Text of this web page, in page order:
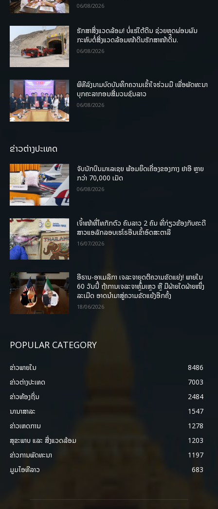
06/08/2026
ຮັກສາສິ່ງແວດລ້ອມ! ບໍ່ແຮ່ໃຕ້ດິນ ຊ່ວຍຫຼຸດຜ່ອນຜົນ
ກະທົບຕໍ່ສິ່ງແວດລ້ອມໜ້າດິນຮັກສາໜ້າດິນ.
06/08/2026
ພິທີລົງນາມບົດບັນທຶກຄວາມເຂົ້າໃຈຮ່ວມມື ເພື່ອພັດທະນາ
ບຸກຄະລາກອນສື່ມວນຊົນລາວ
06/08/2026
ຂ່າວຕ່າງປະເທດ
ຈັບນັກບິນມາເລເຊຍ ພ້ອມຍຶດເຄື່ອງຂອງກາງ ຢາອີ ຫຼາຍ
ກວ່າ 70,000 ເມັດ
06/08/2026
ເຈົ້າໜ້າທີ່ໄທກັກຕົວ ຄົນລາວ 2 ຄົນ ທີ່ກ່ຽວຂ້ອງກັບຄະດີ
ສາວແອລັກລອບເຮໂຣອີນເຂົ້າອົດສະຕາລີ
16/07/2026
ອີຣານ-ອາເມລິກາ ເຈລະຈາຍຸດຕິຄວາມຂັດແຍ່ງ! ພາຍໃນ
60 ວັນນີ້ ຖ້າການເຈລະຈາຫຼົ້ມເຫຼວ ຫຼື ມີຝ່າຍໃດຝ່າຍໜຶ່ງ
ລະເມີດ ອາດນໍາມາສູ່ຄວາມຂັດແຍ້ງອີກຄັ້ງ
18/06/2026
POPULAR CATEGORY
ຂ່າວພາຍ​ໃນ
8486
ຂ່າວຕ່າງປະເທດ
7003
ຂ່າວທ້ອງຖິ່ນ
2484
ນານາສາລະ
1547
ຂ່າວເຫດການ
1278
ສຸຂະພາບ ແລະ ສີ່ງແວດລ້ອມ
1203
ຂ່າວການພັດທະນາ
1197
ມູມໄອທີລາວ
683